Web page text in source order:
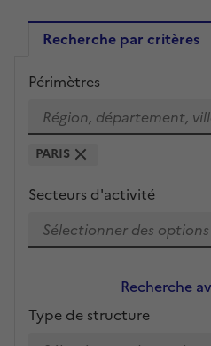
Recherche par critères
Périmètres
PARIS
Secteurs d'activité
Recherche
Type de structure